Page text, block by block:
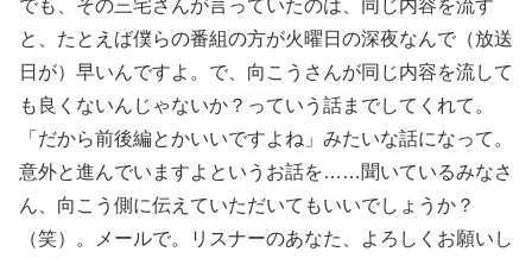
でも、その三宅さんが言っていたのは、同じ内容を流す
と、たとえば僕らの番組の方が火曜日の深夜なんで（放送
日が）早いんですよ。で、向こうさんが同じ内容を流して
も良くないんじゃないか？っていう話までしてくれて。
「だから前後編とかいいですよね」みたいな話になって。
意外と進んでいますよというお話を……聞いているみなさ
ん、向こう側に伝えていただいてもいいでしょうか？
（笑）。メールで。リスナーのあなた、よろしくお願いし